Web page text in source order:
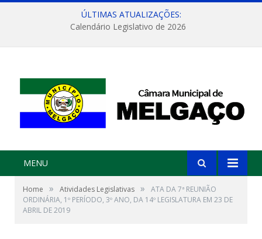
ÚLTIMAS ATUALIZAÇÕES:
Calendário Legislativo de 2026
MENU
Home » Atividades Legislativas »
ATA DA 7ª REUNIÃO
ORDINÁRIA, 1º PERÍODO, 3º ANO, DA 14º LEGISLATURA EM 23 DE
ABRIL DE 2019